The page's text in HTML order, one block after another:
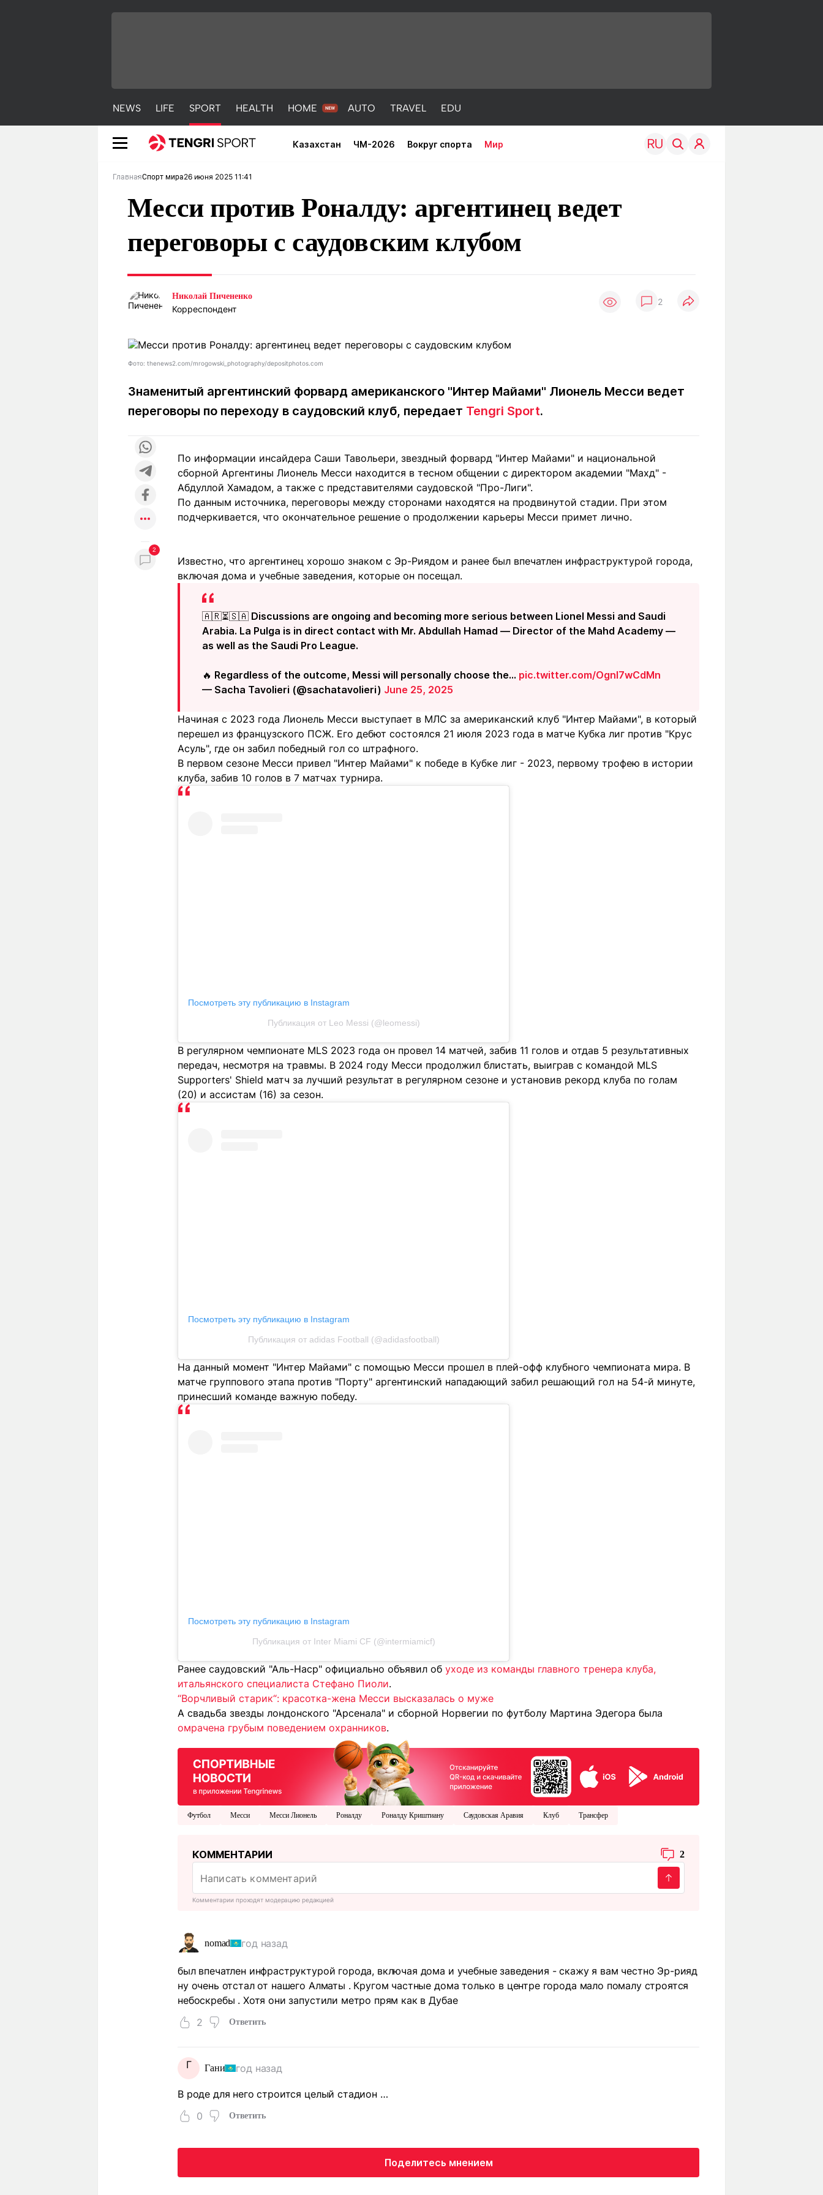
NEWS LIFE SPORT HEALTH HOME AUTO TRAVEL EDU
Казахстан ЧМ-2026 Вокруг спорта Мир
Погода
Рейтинги
Гороскопы
Спецпроекты
Путевые
Учебные
О проекте Контакты редакции Вакансии Реклама Пресс-центр
Редакция
+7 (777) 001 44 99
Реклама
+7 (700) 3 888 188
Мы в социальных сетях
ГлавнаяСпорт мира26 июня 2025 11:41
Месси против Роналду: аргентинец ведет
переговоры с саудовским клубом
Николай Пичененко
Корреспондент
2
Фото: thenews2.com/mrogowski_photography/depositphotos.com
Знаменитый аргентинский форвард американского "Интер Майами" Лионель Месси ведет
переговоры по переходу в саудовский клуб, передает Tengri Sport.
2
По информации инсайдера Саши Тавольери, звездный форвард "Интер Майами" и национальной
сборной Аргентины Лионель Месси находится в тесном общении с директором академии "Махд" -
Абдуллой Хамадом, а также с представителями саудовской "Про-Лиги".
По данным источника, переговоры между сторонами находятся на продвинутой стадии. При этом
подчеркивается, что окончательное решение о продолжении карьеры Месси примет лично.
Известно, что аргентинец хорошо знаком с Эр-Риядом и ранее был впечатлен инфраструктурой города,
включая дома и учебные заведения, которые он посещал.
🇦🇷⏳🇸🇦 Discussions are ongoing and becoming more serious between Lionel Messi and Saudi
Arabia. La Pulga is in direct contact with Mr. Abdullah Hamad — Director of the Mahd Academy —
as well as the Saudi Pro League.
🔥 Regardless of the outcome, Messi will personally choose the… pic.twitter.com/Ognl7wCdMn
— Sacha Tavolieri (@sachatavolieri) June 25, 2025
Начиная с 2023 года Лионель Месси выступает в МЛС за американский клуб "Интер Майами", в который
перешел из французского ПСЖ. Его дебют состоялся 21 июля 2023 года в матче Кубка лиг против "Крус
Асуль", где он забил победный гол со штрафного.
В первом сезоне Месси привел "Интер Майами" к победе в Кубке лиг - 2023, первому трофею в истории
клуба, забив 10 голов в 7 матчах турнира.
Посмотреть эту публикацию в Instagram
Публикация от Leo Messi (@leomessi)
В регулярном чемпионате MLS 2023 года он провел 14 матчей, забив 11 голов и отдав 5 результативных
передач, несмотря на травмы. В 2024 году Месси продолжил блистать, выиграв с командой MLS
Supporters' Shield матч за лучший результат в регулярном сезоне и установив рекорд клуба по голам
(20) и ассистам (16) за сезон.
Посмотреть эту публикацию в Instagram
Публикация от adidas Football (@adidasfootball)
На данный момент "Интер Майами" с помощью Месси прошел в плей-офф клубного чемпионата мира. В
матче группового этапа против "Порту" аргентинский нападающий забил решающий гол на 54-й минуте,
принесший команде важную победу.
Посмотреть эту публикацию в Instagram
Публикация от Inter Miami CF (@intermiamicf)
Ранее саудовский "Аль-Наср" официально объявил об уходе из команды главного тренера клуба,
итальянского специалиста Стефано Пиоли.
“Ворчливый старик“: красотка-жена Месси высказалась о муже
А свадьба звезды лондонского "Арсенала" и сборной Норвегии по футболу Мартина Эдегора была
омрачена грубым поведением охранников.
Футбол Месси Месси Лионель Роналду Роналду Криштиану Саудовская Аравия Клуб Трансфер
КОММЕНТАРИИ 2
Комментарии проходят модерацию редакцией
nomad год назад
был впечатлен инфраструктурой города, включая дома и учебные заведения - скажу я вам честно Эр-рияд
ну очень отстал от нашего Алматы . Кругом частные дома только в центре города мало помалу строятся
небоскребы . Хотя они запустили метро прям как в Дубае
2
Ответить
Г Гани год назад
В роде для него строится целый стадион …
0
Ответить
Поделитесь мнением